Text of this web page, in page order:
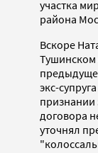
участка
района
Вскоре
Тушинском
экс-
признании
договора
уточнял